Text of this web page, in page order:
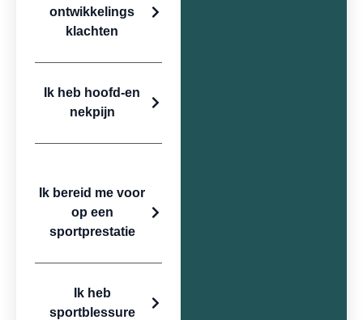
ontwikkelings
klachten
Ik heb hoofd-en
nekpijn
Ik bereid me voor
op een
sportprestatie
Ik heb
sportblessure